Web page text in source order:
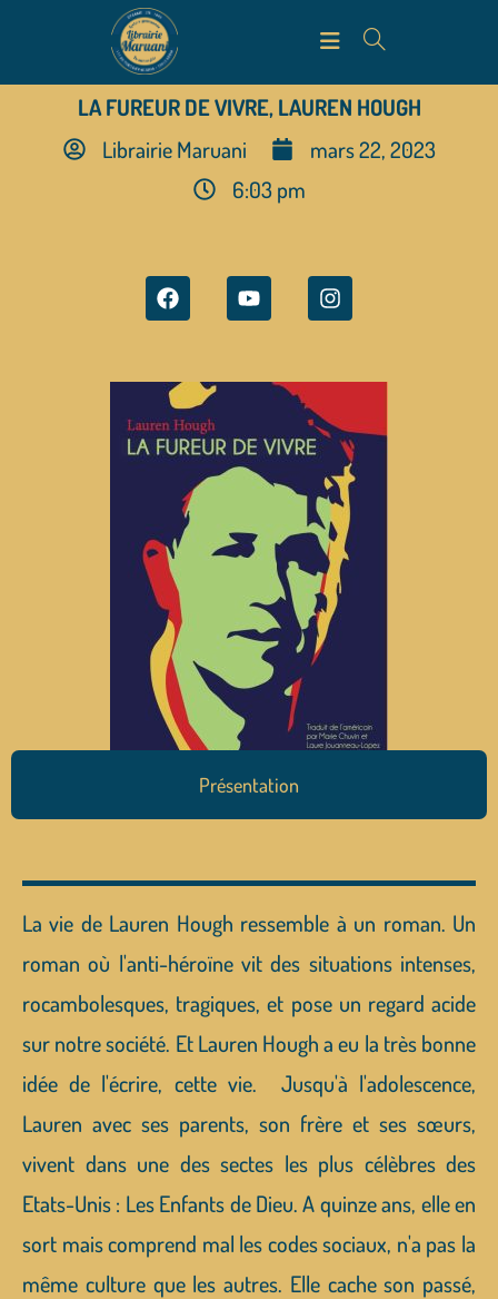
LA FUREUR DE VIVRE, LAUREN HOUGH
Librairie Maruani
mars 22, 2023
6:03 pm
Présentation
La vie de Lauren Hough ressemble à un roman. Un
roman où l'anti-héroïne vit des situations intenses,
rocambolesques, tragiques, et pose un regard acide
sur notre société. Et Lauren Hough a eu la très bonne
idée de l'écrire, cette vie. Jusqu'à l'adolescence,
Lauren avec ses parents, son frère et ses sœurs,
vivent dans une des sectes les plus célèbres des
Etats-Unis : Les Enfants de Dieu. A quinze ans, elle en
sort mais comprend mal les codes sociaux, n'a pas la
même culture que les autres. Elle cache son passé,